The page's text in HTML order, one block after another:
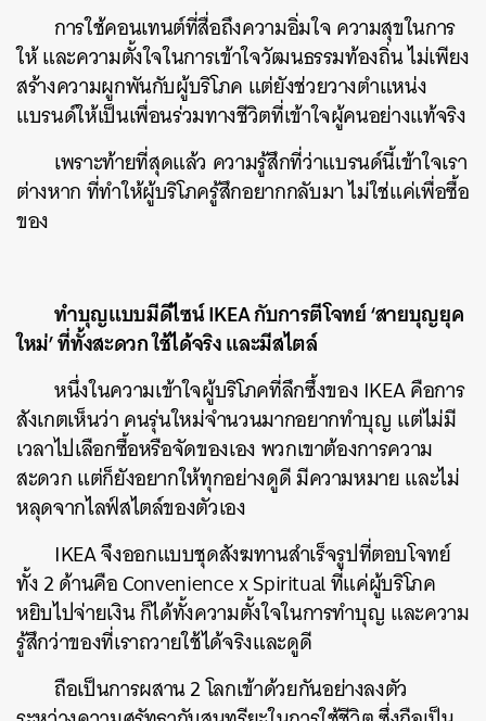
การใช้คอนเทนต์ที่สื่อถึงความอิ่มใจ ความสุขในการ
ให้ และความตั้งใจในการเข้าใจวัฒนธรรมท้องถิ่น ไม่เพียง
สร้างความผูกพันกับผู้บริโภค แต่ยังช่วยวางตำแหน่ง
แบรนด์ให้เป็นเพื่อนร่วมทางชีวิตที่เข้าใจผู้คนอย่างแท้จริง
เพราะท้ายที่สุดแล้ว ความรู้สึกที่ว่าแบรนด์นี้เข้าใจเรา
ต่างหาก ที่ทำให้ผู้บริโภครู้สึกอยากกลับมา ไม่ใช่แค่เพื่อซื้อ
ของ
ทำบุญแบบมีดีไซน์ IKEA กับการตีโจทย์ ‘สายบุญยุค
ใหม่’ ที่ทั้งสะดวก ใช้ได้จริง และมีสไตล์
หนึ่งในความเข้าใจผู้บริโภคที่ลึกซึ้งของ IKEA คือการ
สังเกตเห็นว่า คนรุ่นใหม่จำนวนมากอยากทำบุญ แต่ไม่มี
เวลาไปเลือกซื้อหรือจัดของเอง พวกเขาต้องการความ
สะดวก แต่ก็ยังอยากให้ทุกอย่างดูดี มีความหมาย และไม่
หลุดจากไลฟ์สไตล์ของตัวเอง
IKEA จึงออกแบบชุดสังฆทานสำเร็จรูปที่ตอบโจทย์
ทั้ง 2 ด้านคือ Convenience x Spiritual ที่แค่ผู้บริโภค
หยิบไปจ่ายเงิน ก็ได้ทั้งความตั้งใจในการทำบุญ และความ
รู้สึกว่าของที่เราถวายใช้ได้จริงและดูดี
ถือเป็นการผสาน 2 โลกเข้าด้วยกันอย่างลงตัว